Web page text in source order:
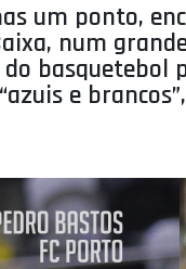
um ponto,
num
basquetebol
e